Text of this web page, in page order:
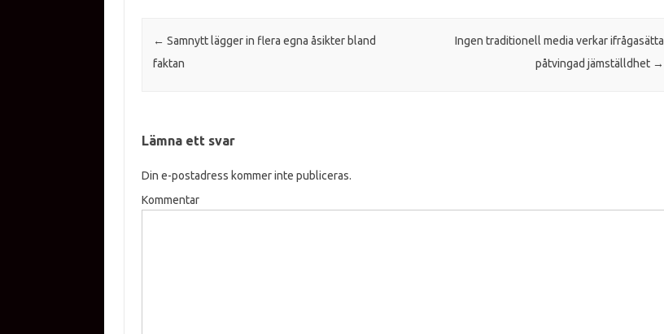
Inläggsnavigering
← Samnytt lägger in flera egna åsikter bland
faktan
Ingen traditionell media verkar ifrågasätta
påtvingad jämställdhet →
Lämna ett svar
Din e-postadress kommer inte publiceras.
Kommentar